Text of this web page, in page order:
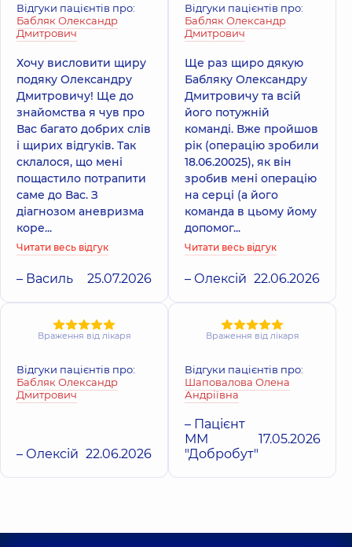
Відгуки пацієнтів про:
Бабляк Олександр
Дмитрович
Хочу висловити щиру
подяку Олександру
Дмитровичу! Ще до
знайомства я чув про
Вас багато добрих слів
і щирих відгуків. Так
склалося, що мені
пощастило потрапити
саме до Вас. З
діагнозом аневризма
коре...
Читати весь відгук
– Василь 25.07.2026
Відгуки пацієнтів про:
Бабляк Олександр
Дмитрович
Ще раз щиро дякую
Бабляку Олександру
Дмитровичу та всій
його потужній
команді. Вже пройшов
рік (операцію зробили
18.06.20025), як він
зробив мені операцію
на серці (а його
команда в цьому йому
допомог...
Читати весь відгук
– Олексій 22.06.2026
Враження від лікаря
Відгуки пацієнтів про:
Бабляк Олександр
Дмитрович
– Олексій 22.06.2026
Враження від лікаря
Відгуки пацієнтів про:
Шаповалова Олена
Андріївна
– Пацієнт
ММ
"Добробут"
17.05.2026